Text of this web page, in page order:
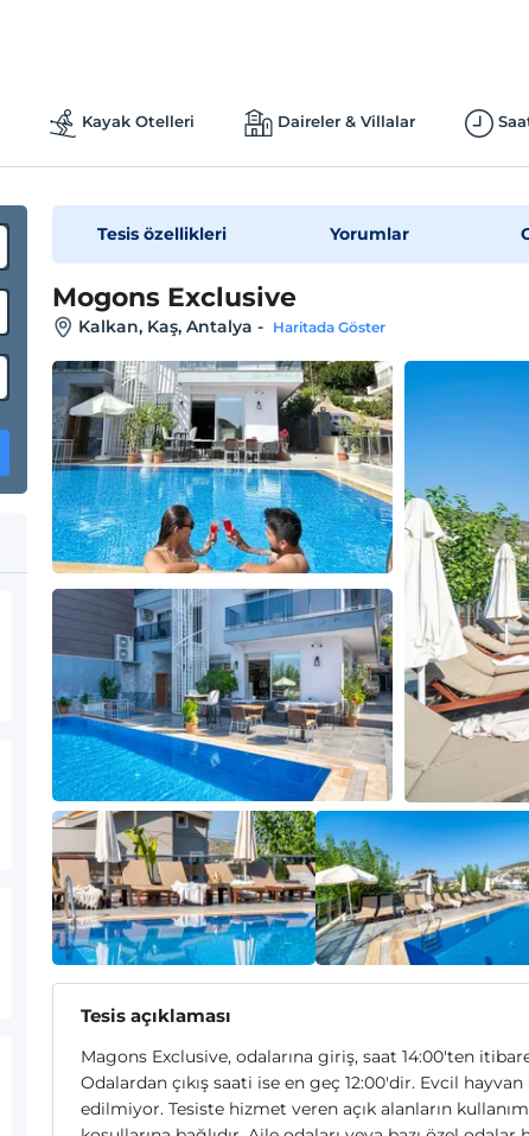
Kayak Otelleri Daireler & Villalar
Tesis özellikleri Yorumlar
Mogons Exclusive
Kalkan, Kaş, Antalya - Haritada Göster
Tesis açıklaması
Magons Exclusive, odalarına giriş, saat 14:00'ten
Odalardan çıkış saati ise en geç 12:00'dir. Evcil hayvan
edilmiyor. Tesiste hizmet veren açık alanların